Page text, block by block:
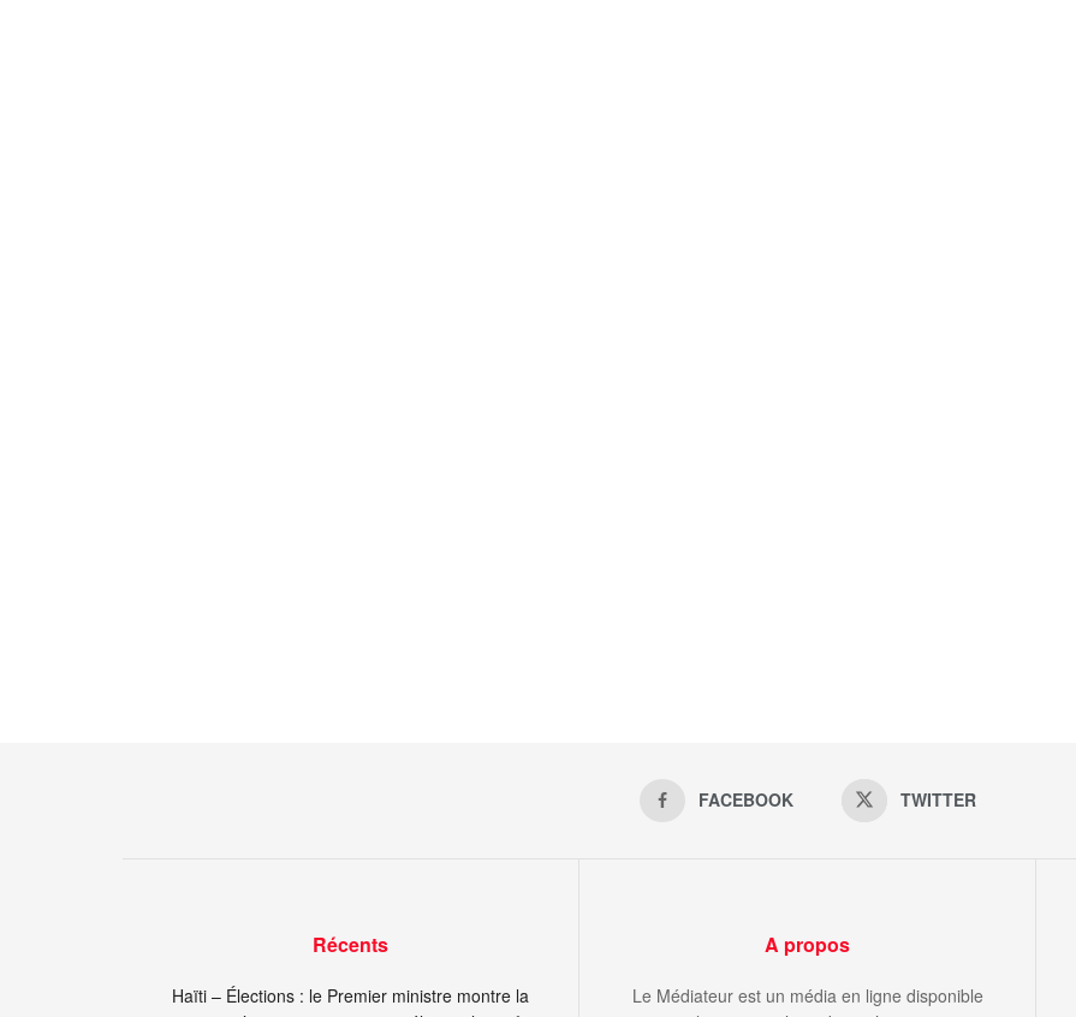
FACEBOOK TWITTER
Récents
Haïti – Élections : le Premier ministre montre la
A propos
Le Médiateur est un média en ligne disponible